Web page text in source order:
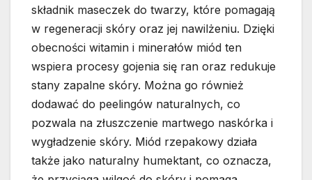
składnik maseczek do twarzy, które pomagają
w regeneracji skóry oraz jej nawilżeniu. Dzięki
obecności witamin i minerałów miód ten
wspiera procesy gojenia się ran oraz redukuje
stany zapalne skóry. Można go również
dodawać do peelingów naturalnych, co
pozwala na złuszczenie martwego naskórka i
wygładzenie skóry. Miód rzepakowy działa
także jako naturalny humektant, co oznacza,